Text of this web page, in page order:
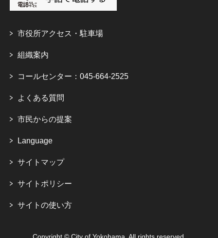
市役所アクセス・駐車場
組織案内
コールセンター：045-664-2525
よくある質問
市民からの提案
Language
サイトマップ
サイトポリシー
サイトの使い方